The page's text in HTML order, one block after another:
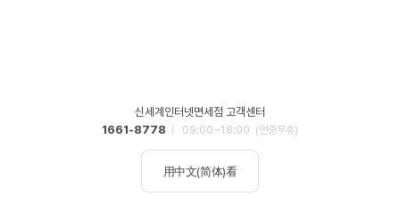
신세계인터넷면세점 고객센터
1661-8778
09:00~18:00 (연중무휴)
用中文(简体)看